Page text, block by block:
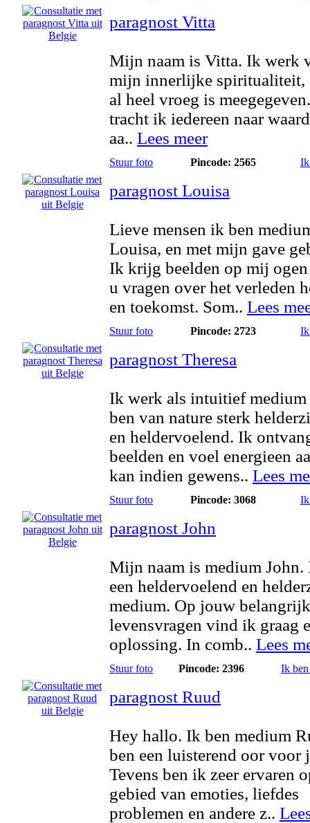
paragnost Vitta
Mijn naam is Vitta. Ik werk
mijn innerlijke spiritualiteit,
al heel vroeg is
tracht ik iedereen naar
aa.. Lees meer
Stuur foto Pincode: 2565 Ik
paragnost Louisa
Lieve mensen ik ben
Louisa, en met mijn gave
Ik krijg beelden op mij
u vragen over het verleden
en toekomst. Som.. Lees
Stuur foto Pincode: 2723 Ik
paragnost Theresa
Ik werk als intuitief medium
ben van nature sterk
en heldervoelend. Ik
beelden en voel energieen
kan indien gewens.. Lees
Stuur foto Pincode: 3068 Ik
paragnost John
Mijn naam is medium John.
een heldervoelend en
medium. Op jouw
levensvragen vind ik graag
oplossing. In comb.. Lees
Stuur foto Pincode: 2396 Ik
paragnost Ruud
Hey hallo. Ik ben medium
ben een luisterend oor voor
Tevens ben ik zeer ervaren
gebied van emoties, liefdes
problemen en andere z..